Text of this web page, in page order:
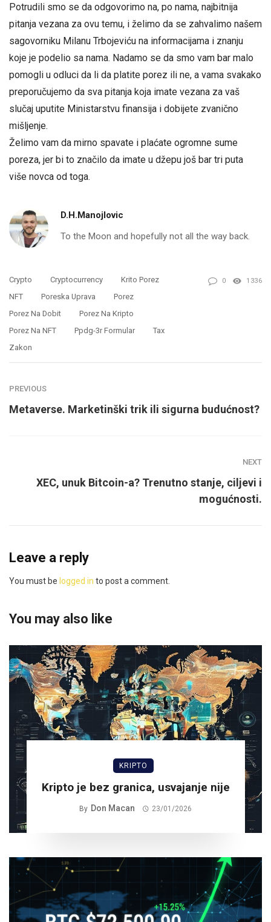
Potrudili smo se da odgovorimo na, po nama, najbitnija
pitanja vezana za ovu temu, i želimo da se zahvalimo našem
sagovorniku Milanu Trbojeviću na informacijama i znanju
koje je podelio sa nama. Nadamo se da smo vam bar malo
pomogli u odluci da li da platite porez ili ne, a vama svakako
preporučujemo da sva pitanja koja imate vezana za vaš
slučaj uputite Ministarstvu finansija i dobijete zvanično
mišljenje.
Želimo vam da mirno spavate i plaćate ogromne sume
poreza, jer bi to značilo da imate u džepu još bar tri puta
više novca od toga.
D.H.Manojlovic
To the Moon and hopefully not all the way back.
Crypto Cryptocurrency
Krito Porez
NFT
Poreska Uprava
Porez
Porez Na Dobit
Porez Na Kripto
Porez Na NFT
Ppdg-3r Formular
Tax
Zakon
0 1336
PREVIOUS
Metaverse. Marketinški trik ili sigurna budućnost?
NEXT
XEC, unuk Bitcoin-a? Trenutno stanje, ciljevi i
mogućnosti.
Leave a reply
You must be logged in to post a comment.
You may also like
KRIPTO
Kripto je bez granica, usvajanje nije
By Don Macan 23/01/2026